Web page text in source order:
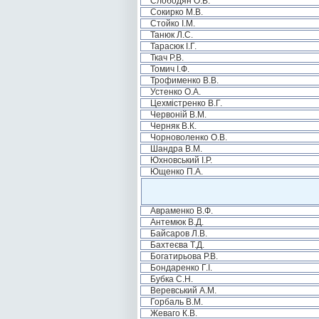
Сокирко М.В.
Стойко І.М.
Танюк Л.С.
Тарасюк І.Г.
Ткач Р.В.
Томич І.Ф.
Трофименко В.В.
Устенко О.А.
Цехмістренко В.Г.
Червоній В.М.
Черняк В.К.
Чорноволенко О.В.
Шандра В.М.
Юхновський І.Р.
Ющенко П.А.
Авраменко В.Ф.
Антемюк В.Д.
Байсаров Л.В.
Бахтеєва Т.Д.
Богатирьова Р.В.
Бондаренко Г.І.
Бубка С.Н.
Веревський А.М.
Горбаль В.М.
Жеваго К.В.